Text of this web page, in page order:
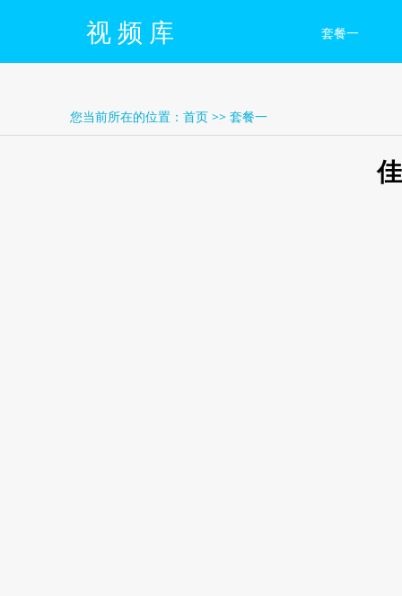
视 频 库 套餐一
您当前所在的位置：首页 >>套餐一